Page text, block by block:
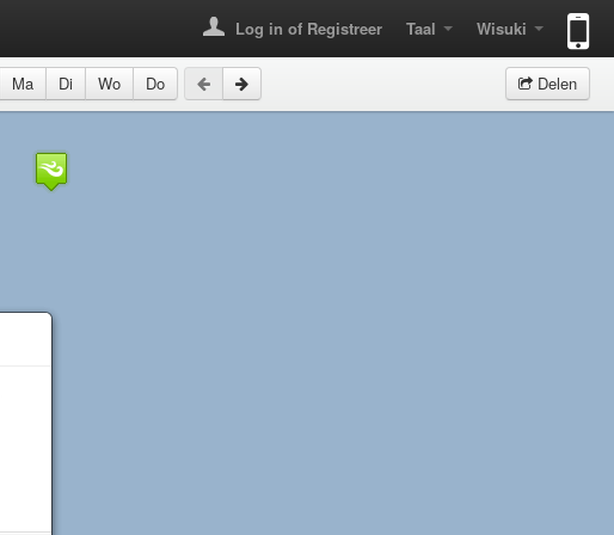
Log in of Registreer Taal Wisuki
Ma Di Wo Do Delen